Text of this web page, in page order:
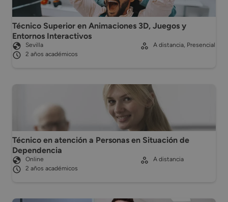
Técnico Superior en Animaciones 3D, Juegos y
Entornos Interactivos
Sevilla
2 años académicos
A distancia, Presencial
Técnico en atención a Personas en Situación de
Dependencia
Online
2 años académicos
A distancia